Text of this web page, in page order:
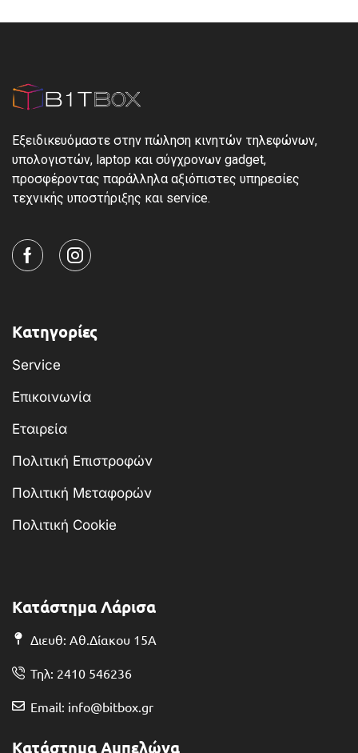
Εξειδικευόμαστε στην πώληση κινητών τηλεφώνων,
υπολογιστών, laptop και σύγχρονων gadget,
προσφέροντας παράλληλα αξιόπιστες υπηρεσίες
τεχνικής υποστήριξης και service.
Κατηγορίες
Service
Επικοινωνία
Εταιρεία
Πολιτική Επιστροφών
Πολιτική Μεταφορών
Πολιτική Cookie
Κατάστημα Λάρισα
Διευθ: Αθ.Δίακου 15Α
Τηλ: 2410 546236
Email: info@bitbox.gr
Κατάστημα Αμπελώνα